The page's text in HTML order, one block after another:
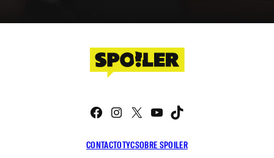
CONTACTOTYCSOBRE SPOILER
Facebook
Instagram
X YouTube